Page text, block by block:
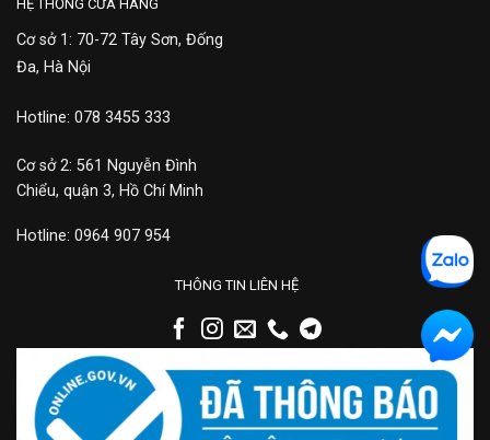
HỆ THỐNG CỬA HÀNG
Cơ sở 1: 70-72 Tây Sơn, Đống
Đa, Hà Nội
Hotline: 078 3455 333
Cơ sở 2: 561 Nguyễn Đình
Chiểu, quận 3, Hồ Chí Minh
Hotline: 0964 907 954
THÔNG TIN LIÊN HỆ